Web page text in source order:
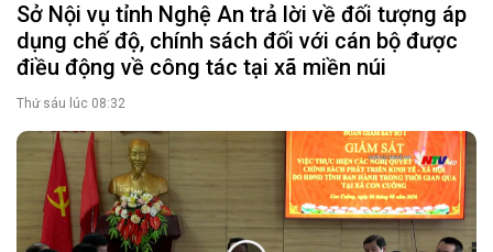
Sở Nội vụ tỉnh Nghệ An trả lời về đối tượng áp
dụng chế độ, chính sách đối với cán bộ được
điều động về công tác tại xã miền núi
Thứ sáu lúc 08:32